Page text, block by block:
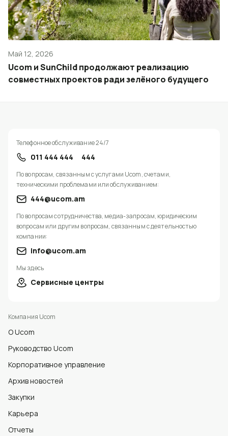
Май 12, 2026
Ucom и SunChild продолжают реализацию
совместных проектов ради зелёного будущего
Компания Ucom
О Ucom
Руководство Ucom
Корпоративное управление
Архив новостей
Закупки
Карьера
Отчеты
Телефонное обслуживание 24/7
011 444 444 444
По вопросам, связанным с услугами Ucom, счетами,
техническими проблемами или обслуживанием:
444@ucom.am
По вопросам сотрудничества, медиа-запросам, юридическим
вопросам или другим вопросам, связанным с деятельностью
компании:
info@ucom.am
Мы здесь
Сервисные центры